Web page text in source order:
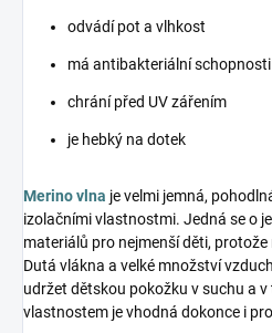
odvádí pot a vlhkost
má antibakteriální
chrání před UV zářením
je hebký na dotek
Merino vlna je velmi jemná,
izolačními vlastnostmi. Jedná se o
materiálů pro nejmenší děti,
Dutá vlákna a velké množství
udržet dětskou pokožku v suchu a
vlastnostem je vhodná dokonce i pro